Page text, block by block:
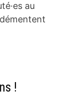
au
!